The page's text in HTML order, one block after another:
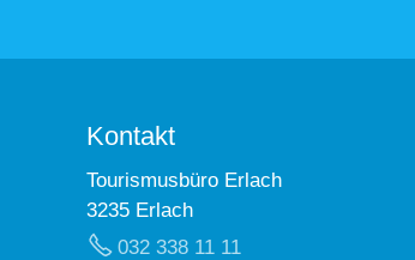
Kontakt
Tourismusbüro Erlach
3235 Erlach
032 338 11 11